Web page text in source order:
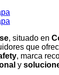
, situado en
que
, marca
y